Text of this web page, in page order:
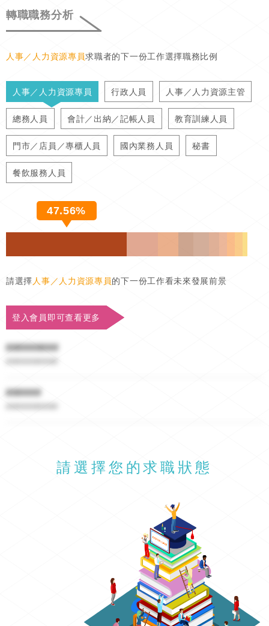
轉職職務分析
人事／人力資源專員求職者的下一份工作選擇職務比例
人事／人力資源專員 行政人員 人事／人力資源主管
總務人員 會計／出納／記帳人員 教育訓練人員
門市／店員／專櫃人員 國內業務人員 秘書
餐飲服務人員
47.56%
請選擇 人事／人力資源專員的下一份工作看未來發展前景
登入會員即可查看更多
#########
######
請選擇您的求職狀態